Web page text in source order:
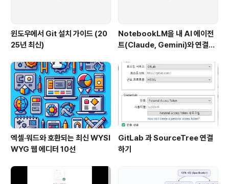
윈도우에서 Git 설치 가이드 (20
25년 최신)
NotebookLM을 내 AI 에이전
트(Claude, Gemini)와 연결하
엑셀·워드와 호환되는 최신 WYSI
WYG 웹 에디터 10선
GitLab 과 SourceTree 연결
하기